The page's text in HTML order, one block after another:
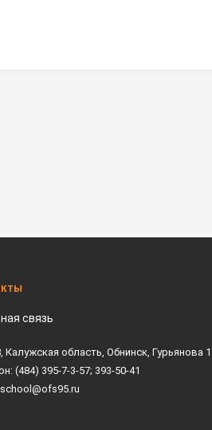
связь
Калужская область, Обнинск, Гурьянова
(484) 395-7-3-57; 393-50-41